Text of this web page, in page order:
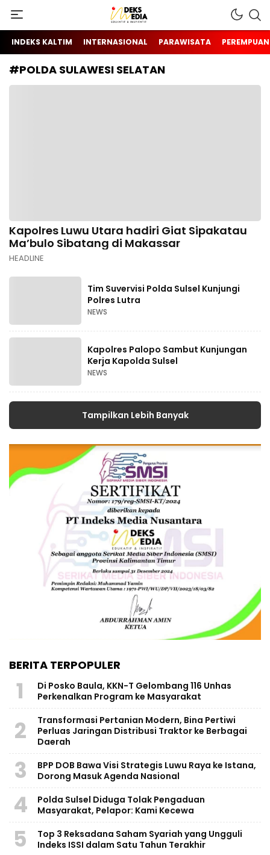
INDEKS MEDIA
Berita Hari Ini Di Indonesia & Internasional
INDEKS KALTIM INTERNASIONAL PARAWISATA
#POLDA SULAWESI SELATAN
Kapolres Luwu Utara hadiri Giat Sipakatau
Ma’bulo Sibatang di Makassar
HEADLINE
Tim Suvervisi Polda Sulsel Kunjungi
Polres Lutra
NEWS
Kapolres Palopo Sambut Kunjungan
Kerja Kapolda Sulsel
NEWS
Tampilkan Lebih Banyak
BERITA TERPOPULER
1
Di Posko Baula, KKN-T Gelombang 116 Unhas
Perkenalkan Program ke Masyarakat
2
Transformasi Pertanian Modern, Bina Pertiwi
Perluas Jaringan Distribusi Traktor ke Berbagai
Daerah
3
BPP DOB Bawa Visi Strategis Luwu Raya ke Istana,
Dorong Masuk Agenda Nasional
4
Polda Sulsel Diduga Tolak Pengaduan
Masyarakat, Pelapor: Kami Kecewa
5
Top 3 Reksadana Saham Syariah yang Ungguli
Indeks ISSI dalam Satu Tahun Terakhir